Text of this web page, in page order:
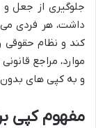
جلوگیری از جعل و
داشت، هر فردی
کند و نظام حقوقی
موارد، مراجع
و به کپی های بدون
مفهوم کپی